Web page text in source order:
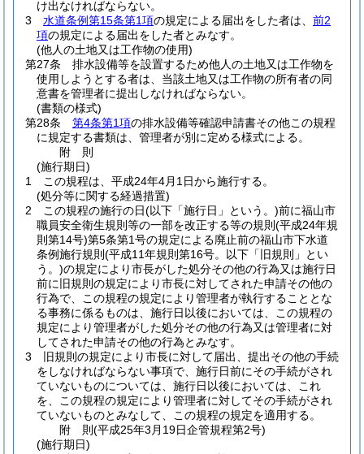
け出なければならない。
3
水道条例第15条第1項の規定による届出をした者は、 前2
項の規定による届出をした者とみなす。
(他人の土地又は工作物の使用)
第27条
排水設備等を設置するため他人の土地又は工作物を
使用しようとする者は、当該土地又は工作物の所有者の同
意書を管理者に提出しなければならない。
(書類の様式)
第28条
第4条第1項の排水設備等確認申請書その他この規程
に規定する書類は、管理者が別に定める様式による。
附 則
(施行期日)
1
この規程は、平成24年4月1日から施行する。
(処分等に関する経過措置)
2
この規程の施行の日(以下「施行日」という。)前に福山市
職員安全衛生規則等の一部を改正する等の規則 (平成24年規
則第14号)第5条第1号の規定による廃止前の福山市下水道
条例施行規則 (平成11年規則第16号。以下「旧規則」とい
う。)の規定により市長がした処分その他の行為又は施行日
前に旧規則の規定により市長に対してされた申請その他の
行為で、この規程の規定により管理者が執行することとな
る事務に係るものは、施行日以後においては、この規程の
規定により管理者がした処分その他の行為又は管理者に対
してされた申請その他の行為とみなす。
3
旧規則の規定により市長に対して届出、提出その他の手続
をしなければならない事項で、施行日前にその手続がされ
ていないものについては、施行日以後においては、これ
を、この規程の規定により管理者に対してその手続がされ
ていないものとみなして、この規程の規定を適用する。
附 則(平成25年3月19日企管規程第2号)
(施行期日)